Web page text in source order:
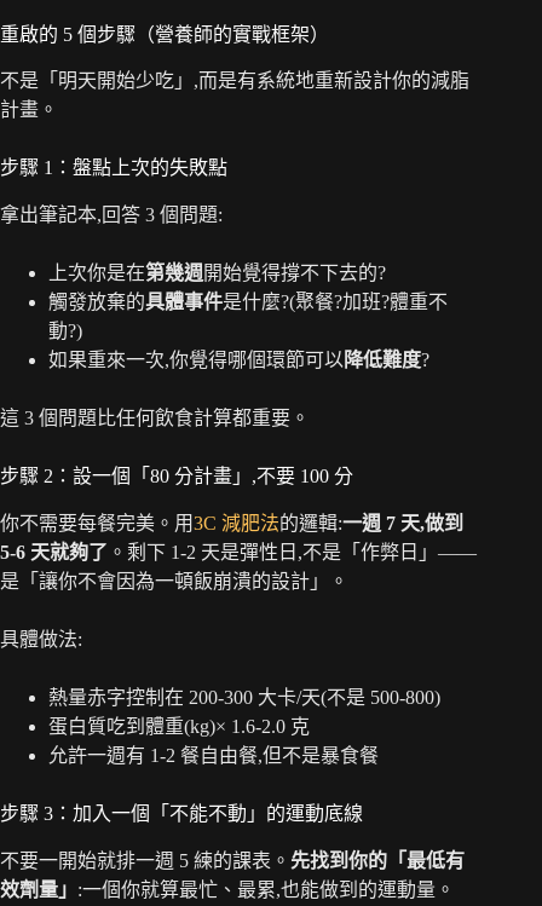
重啟的 5 個步驟（營養師的實戰框架）
不是「明天開始少吃」,而是有系統地重新設計你的減脂
計畫。
步驟 1：盤點上次的失敗點
拿出筆記本,回答 3 個問題:
上次你是在第幾週 開始覺得撐不下去的?
觸發放棄的具體事件是什麼?(聚餐?加班?體重不
動?)
如果重來一次,你覺得哪個環節可以 降低難度?
這 3 個問題比任何飲食計算都重要。
步驟 2：設一個「80 分計畫」,不要 100 分
你不需要每餐完美。用3C 減肥法的邏輯:一週 7 天,做到
5-6 天就夠了 。剩下 1-2 天是彈性日,不是「作弊日」——
是「讓你不會因為一頓飯崩潰的設計」。
具體做法:
熱量赤字控制在 200-300 大卡/天(不是 500-800)
蛋白質吃到體重(kg)× 1.6-2.0 克
允許一週有 1-2 餐自由餐,但不是暴食餐
步驟 3：加入一個「不能不動」的運動底線
不要一開始就排一週 5 練的課表。 先找到你的「最低有
效劑量」 :一個你就算最忙、最累,也能做到的運動量。